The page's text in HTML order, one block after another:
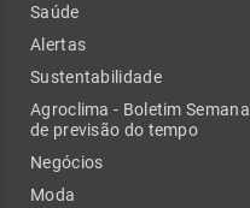
Saúde
Alertas
Sustentabilidade
Agroclima - Boletim Semanal
de previsão do tempo
Negócios
Moda